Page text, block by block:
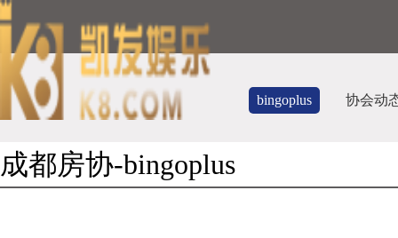
bingoplus 协会动
成都房协-bingoplus